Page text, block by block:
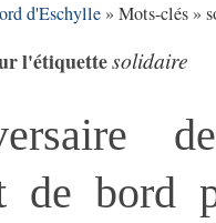
d'Eschylle » Mots-clés »
l'étiquettesolidaire
de bord